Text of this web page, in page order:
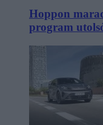
Hoppon
program